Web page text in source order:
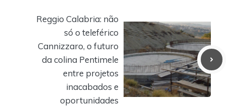
Reggio Calabria: não
só o teleférico
Cannizzaro, o futuro
da colina Pentimele
entre projetos
inacabados e
oportunidades